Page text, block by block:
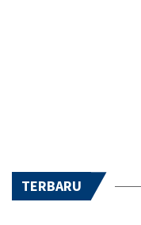
TERBARU